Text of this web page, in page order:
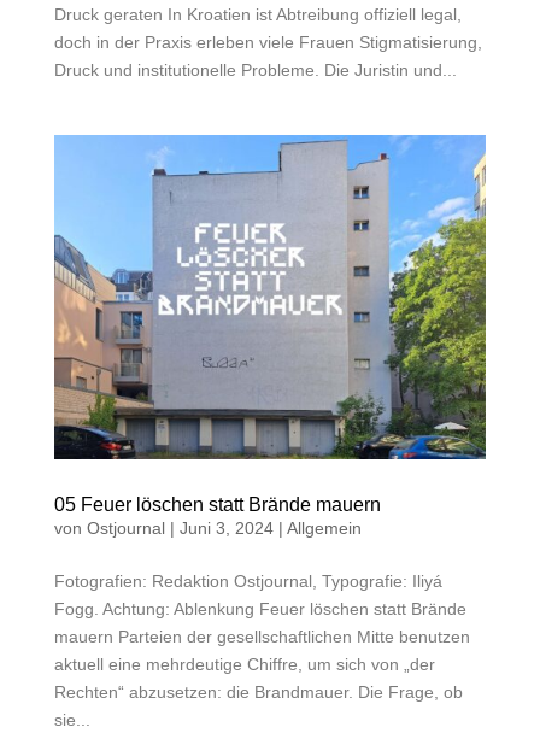
Druck geraten In Kroatien ist Abtreibung offiziell legal,
doch in der Praxis erleben viele Frauen Stigmatisierung,
Druck und institutionelle Probleme. Die Juristin und...
05 Feuer löschen statt Brände mauern
von Ostjournal| Juni 3, 2024| Allgemein
Fotografien: Redaktion Ostjournal, Typografie: Iliyá
Fogg. Achtung: Ablenkung Feuer löschen statt Brände
mauern Parteien der gesellschaftlichen Mitte benutzen
aktuell eine mehrdeutige Chiffre, um sich von „der
Rechten“ abzusetzen: die Brandmauer. Die Frage, ob
sie...